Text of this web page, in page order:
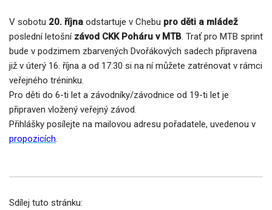
V sobotu 20. října odstartuje v Chebu pro děti a mládež
poslední letošní závod CKK Poháru v MTB. Trať pro MTB sprint
bude v podzimem zbarvených Dvořákových sadech připravena
již v úterý 16. října a od 17:30 si na ní můžete zatrénovat v rámci
veřejného tréninku.
Pro děti do 6-ti let a závodníky/závodnice od 19-ti let je
připraven vložený veřejný závod.
Přihlášky posílejte na mailovou adresu pořadatele, uvedenou v
propozicích.
Sdílej tuto stránku: